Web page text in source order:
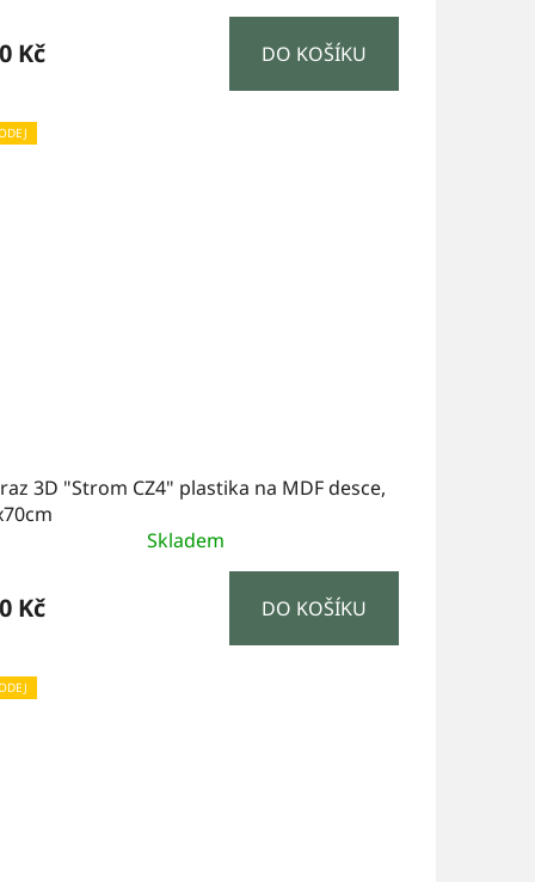
Kč DO KOŠÍKU
3D "Strom CZ4" plastika na MDF desce,
Skladem
Kč DO KOŠÍKU